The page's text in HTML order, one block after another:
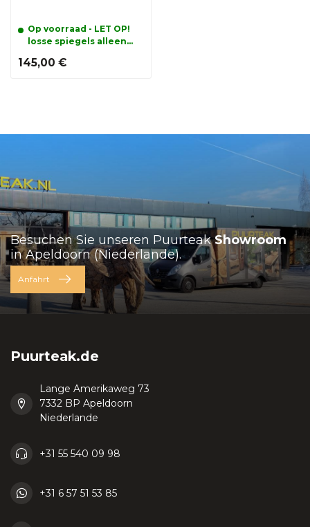
Op voorraad - LET OP!
losse spiegels alleen
145,00 €
Besuchen Sie unseren PuurteakShowroom
in Apeldoorn (Niederlande).
Anfahrt
Puurteak.de
Lange Amerikaweg 73
7332 BP Apeldoorn
Niederlande
+31 55 540 09 98
+31 6 57 51 53 85